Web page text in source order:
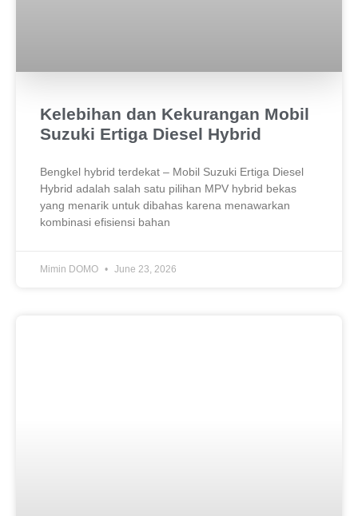
Kelebihan dan Kekurangan Mobil
Suzuki Ertiga Diesel Hybrid
Bengkel hybrid terdekat – Mobil Suzuki Ertiga Diesel
Hybrid adalah salah satu pilihan MPV hybrid bekas
yang menarik untuk dibahas karena menawarkan
kombinasi efisiensi bahan
Mimin DOMO June 23, 2026